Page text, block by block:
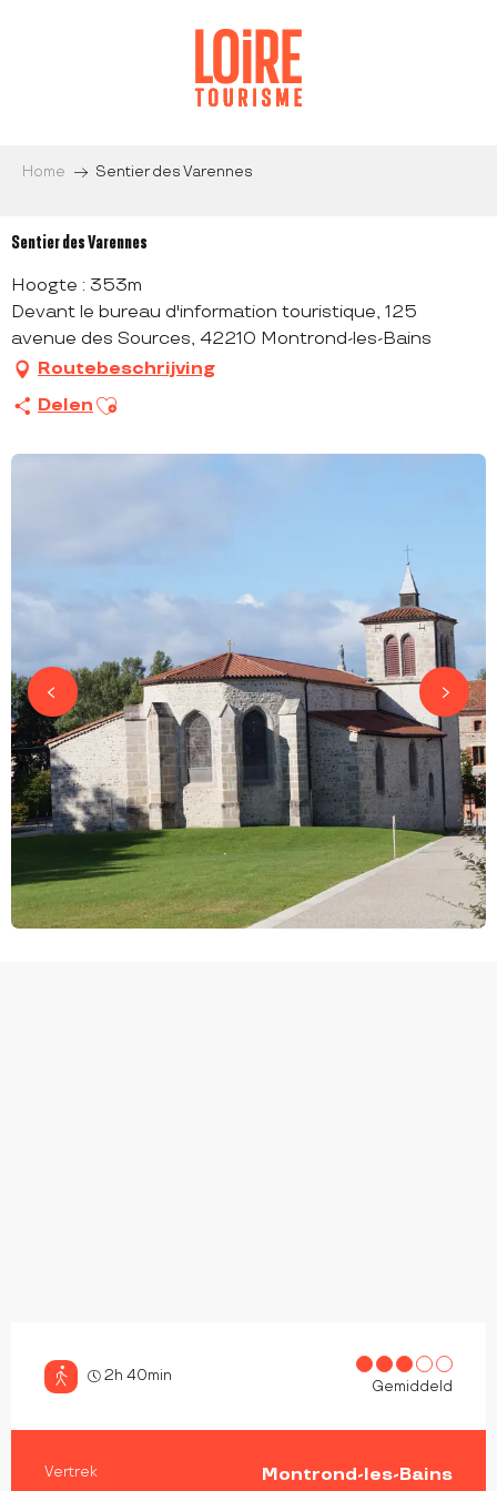
Home Sentier des Varennes
Sentier des Varennes
Hoogte : 353m
Devant le bureau d'information touristique, 125
avenue des Sources, 42210 Montrond-les-Bains
Routebeschrijving
Delen Ajouter aux favoris
2h 40min
Gemiddeld
Vertrek Montrond-les-Bains